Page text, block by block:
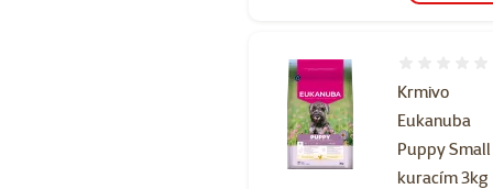
Krmivo
Eukanuba
Puppy
kuracím 3kg